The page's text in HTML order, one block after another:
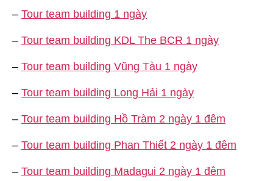
– Tour team building 1 ngày
– Tour team building KDL The BCR 1 ngày
– Tour team building Vũng Tàu 1 ngày
– Tour team building Long Hải 1 ngày
– Tour team building Hồ Tràm 2 ngày 1 đêm
– Tour team building Phan Thiết 2 ngày 1 đêm
– Tour team building Madagui 2 ngày 1 đêm